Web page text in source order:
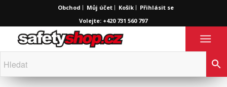
Obchod Můj účet Košík
Přihlásit se
Volejte: +420 731 560 797